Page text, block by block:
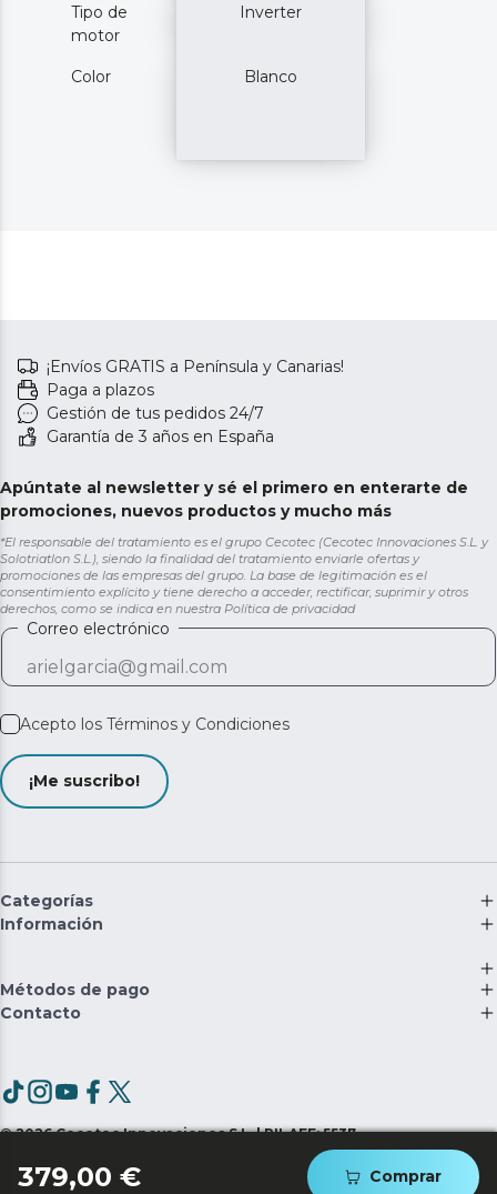
379,00 € Comprar
Tipo de
motor
Inverter
Color Blanco
¡Envíos GRATIS a Península y Canarias!
Paga a plazos
Gestión de tus pedidos 24/7
Garantía de 3 años en España
Apúntate al newsletter y sé el primero en enterarte de
promociones, nuevos productos y mucho más
*El responsable del tratamiento es el grupo Cecotec (Cecotec Innovaciones S.L. y
Solotriatlon S.L.), siendo la finalidad del tratamiento enviarle ofertas y
promociones de las empresas del grupo. La base de legitimación es el
consentimiento explícito y tiene derecho a acceder, rectificar, suprimir y otros
derechos, como se indica en nuestra Política de privacidad
Correo electrónico
Acepto los Términos y Condiciones
¡Me suscribo!
Categorías
Información
Métodos de pago
Contacto
©2026 Cecotec Innovaciones S.L. | RII-AEE: 5537